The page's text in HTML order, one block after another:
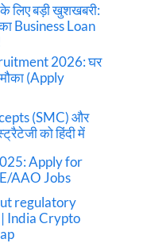
बड़ी खुशखबरी:
Business Loan
2026: घर
(Apply
(SMC) और
को हिंदी में
Apply for
AAO Jobs
regulatory
India Crypto